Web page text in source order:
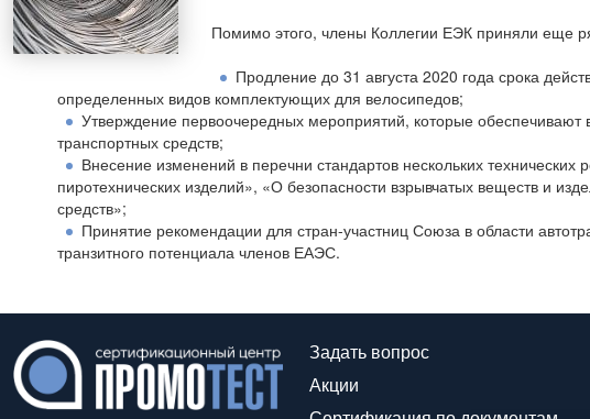
Помимо этого, члены Коллегии ЕЭК приняли еще
Продление до 31 августа 2020 года срока
определенных видов комплектующих для велосипедов;
Утверждение первоочередных мероприятий, которые
транспортных средств;
Внесение изменений в перечни стандартов нескольких
пиротехнических изделий», «О безопасности взрывчатых веществ и
средств»;
Принятие рекомендации для стран-участниц Союза в области
транзитного потенциала членов ЕАЭС.
Задать вопрос
Акции